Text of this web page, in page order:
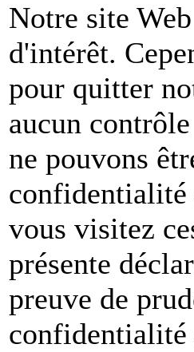
Notre site
d'intérêt.
pour quitter
aucun
ne pouvons
confidentialité
vous visitez
présente
preuve de
confidentialité